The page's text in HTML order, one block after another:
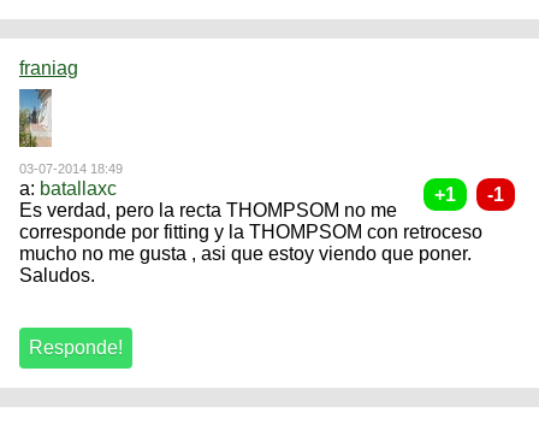
franiag
03-07-2014 18:49
a: batallaxc
Es verdad, pero la recta THOMPSOM no me
corresponde por fitting y la THOMPSOM con retroceso
mucho no me gusta , asi que estoy viendo que poner.
Saludos.